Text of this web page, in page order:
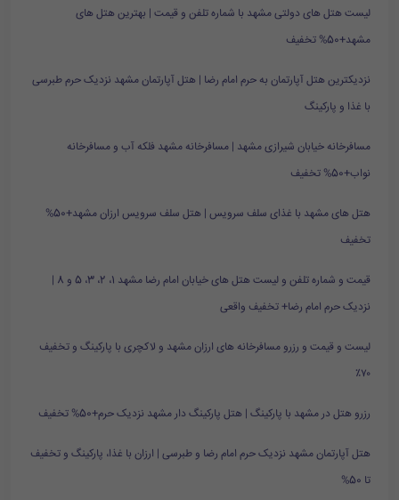
لیست هتل های دولتی مشهد با شماره تلفن و قیمت | بهترین هتل های
مشهد+50% تخفیف
نزدیکترین هتل آپارتمان به حرم امام رضا | هتل آپارتمان مشهد نزدیک حرم طبرسی
با غذا و پارکینگ
مسافرخانه خیابان شیرازی مشهد | مسافرخانه مشهد فلکه آب و مسافرخانه
نواب+50% تخفیف
هتل های مشهد با غذای سلف سرویس | هتل سلف سرویس ارزان مشهد+50%
تخفیف
قیمت و شماره تلفن و لیست هتل های خیابان امام رضا مشهد 1، 2، 3، 5 و 8 |
نزدیک حرم امام رضا+ تخفیف واقعی
لیست و قیمت و رزرو مسافرخانه های ارزان مشهد و لاکچری با پارکینگ و تخفیف
۷۰٪
رزرو هتل در مشهد با پارکینگ | هتل پارکینگ دار مشهد نزدیک حرم+50% تخفیف
هتل آپارتمان مشهد نزدیک حرم امام رضا و طبرسی | ارزان با غذا، پارکینگ و تخفیف
تا 50%